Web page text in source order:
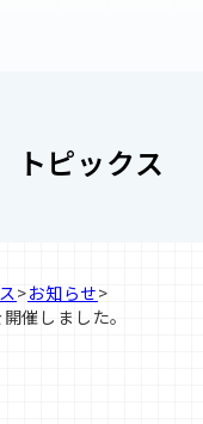
トピックス
>お知らせ>
催しました。